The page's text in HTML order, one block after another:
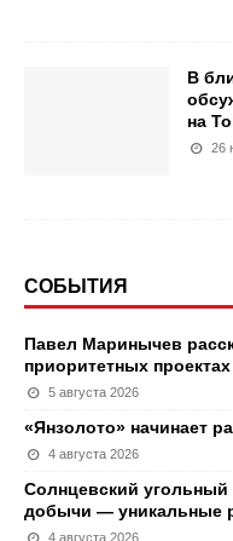
В
на
26
СОБЫТИЯ
Павел Маринычев
приоритетных
5 августа 2026
«Янзолото» начинает
4 августа 2026
Солнцевский
добычи — уникальные
4 августа 2026